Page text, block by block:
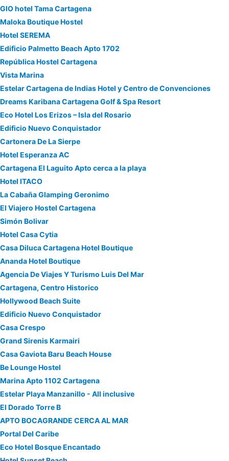
GIO hotel Tama Cartagena
Maloka Boutique Hostel
Hotel SEREMA
Edificio Palmetto Beach Apto 1702
República Hostel Cartagena
Vista Marina
Estelar Cartagena de Indias Hotel y Centro de Convenciones
Dreams Karibana Cartagena Golf & Spa Resort
Eco Hotel Los Erizos – Isla del Rosario
Edificio Nuevo Conquistador
Cartonera De La Sierpe
Hotel Esperanza AC
Cartagena El Laguito Apto cerca a la playa
Hotel ITACO
La Cabaña Glamping Geronimo
El Viajero Hostel Cartagena
Simón Bolivar
Hotel Casa Cytia
Casa Diluca Cartagena Hotel Boutique
Ananda Hotel Boutique
Agencia De Viajes Y Turismo Luis Del Mar
Cartagena, Centro Historico
Hollywood Beach Suite
Edificio Nuevo Conquistador
Casa Crespo
Grand Sirenis Karmairi
Casa Gaviota Baru Beach House
Be Lounge Hostel
Marina Apto 1102 Cartagena
Estelar Playa Manzanillo - All inclusive
El Dorado Torre B
APTO BOCAGRANDE CERCA AL MAR
Portal Del Caribe
Eco Hotel Bosque Encantado